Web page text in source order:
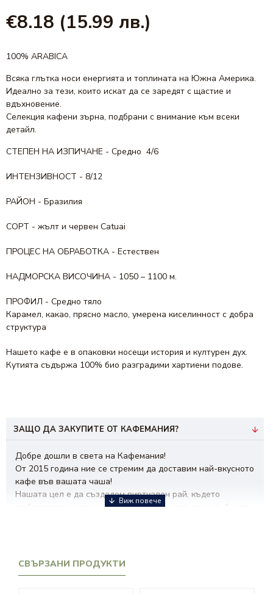
€8.18 (15.99 лв.)
100% ARABICA
Всяка глътка носи енергията и топлината на Южна Америка.
Идеално за тези, които искат да се заредят с щастие и
вдъхновение.
Селекция кафени зърна, подбрани с внимание към всеки
детайл.
СТЕПЕН НА ИЗПИЧАНЕ - Средно 4/6
ИНТЕНЗИВНОСТ - 8/12
РАЙОН - Бразилия
СОРТ - жълт и червен Catuai
ПРОЦЕС НА ОБРАБОТКА - Естествен
НАДМОРСКА ВИСОЧИНА - 1050 – 1100 м.
ПРОФИЛ - Средно тяло
Карамел, какао, прясно масло, умерена киселинност с добра
структура
Нашето кафе е в опаковки носещи история и културен дух.
Кутията съдържа 100% био разградими хартиени подове.
ЗАЩО ДА ЗАКУПИТЕ ОТ КАФЕМАНИЯ?
Добре дошли в света на Кафемания!
От 2015 година ние се стремим да доставим най-вкусното
кафе във вашата чаша!
Нашата цел е да създадем виртуален рай, където
любителите на ароматната напитка могат да се събират,
Нашата мисия е да ви вдъхновяваме и да създаваме
незабравими моменти с всяка глътка.
СВЪРЗАНИ ПРОДУКТИ